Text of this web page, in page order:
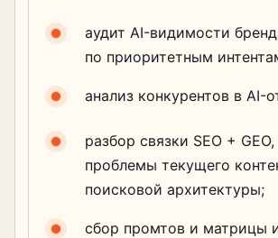
аудит AI-видимости
по приоритетным
анализ конкурентов в AI-
разбор связки SEO +
проблемы текущего
поисковой архитектуры;
сбор промтов и матрицы